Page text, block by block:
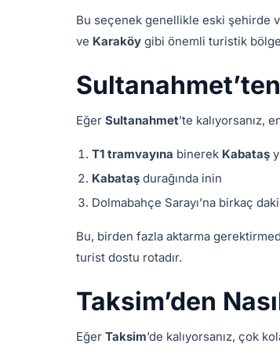
Bu seçenek genellikle eski şehirde
ve Karaköy gibi önemli turistik
Eğer Sultanahmet’te kalıyorsanız,
T1 tramvayına binerek Kabataş
Kabataş durağında inin
Dolmabahçe Sarayı’na birkaç
Bu, birden fazla aktarma
turist dostu rotadır.
Taksim’den
Eğer Taksim’de kalıyorsanız, çok